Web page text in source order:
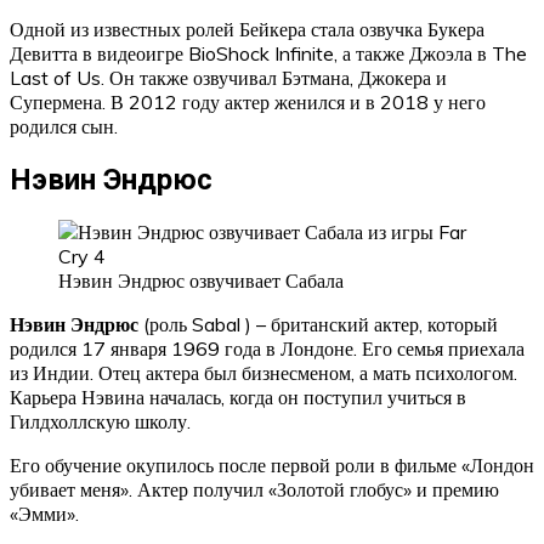
Одной из известных ролей Бейкера стала озвучка Букера
Девитта в видеоигре BioShock Infinite, а также Джоэла в The
Last of Us. Он также озвучивал Бэтмана, Джокера и
Супермена. В 2012 году актер женился и в 2018 у него
родился сын.
Нэвин Эндрюс
Нэвин Эндрюс озвучивает Сабала
Нэвин Эндрюс (роль Sabal ) – британский актер, который
родился 17 января 1969 года в Лондоне. Его семья приехала
из Индии. Отец актера был бизнесменом, а мать психологом.
Карьера Нэвина началась, когда он поступил учиться в
Гилдхоллскую школу.
Его обучение окупилось после первой роли в фильме «Лондон
убивает меня». Актер получил «Золотой глобус» и премию
«Эмми».